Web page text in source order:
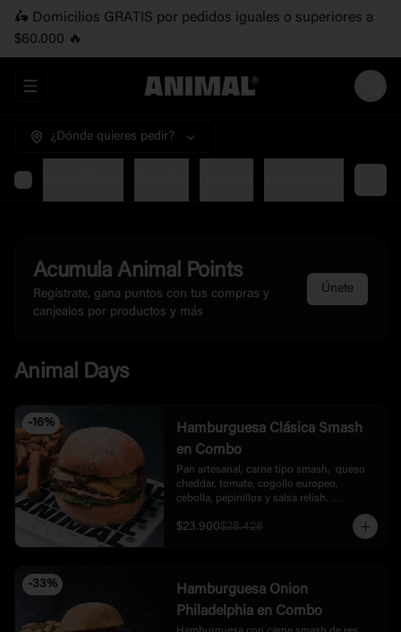
🛵 Domicilios GRATIS por pedidos iguales o superiores a
$60.000 🔥
Abrir menu de navegación Login
¿Dónde quieres pedir?
AcumulaAnimal Points
Regístrate, gana puntos con tus compras y
canjealos por productos y más
Únete
Animal Days
-16%
Hamburguesa Clásica Smash
en Combo
Pan artesanal, carne tipo smash,  queso
cheddar, tomate, cogollo europeo,
cebolla, pepinillos y salsa relish.
$23.900$28.428
-33%
Hamburguesa Onion
Philadelphia en Combo